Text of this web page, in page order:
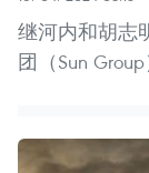
继河内和胡志
团（Sun